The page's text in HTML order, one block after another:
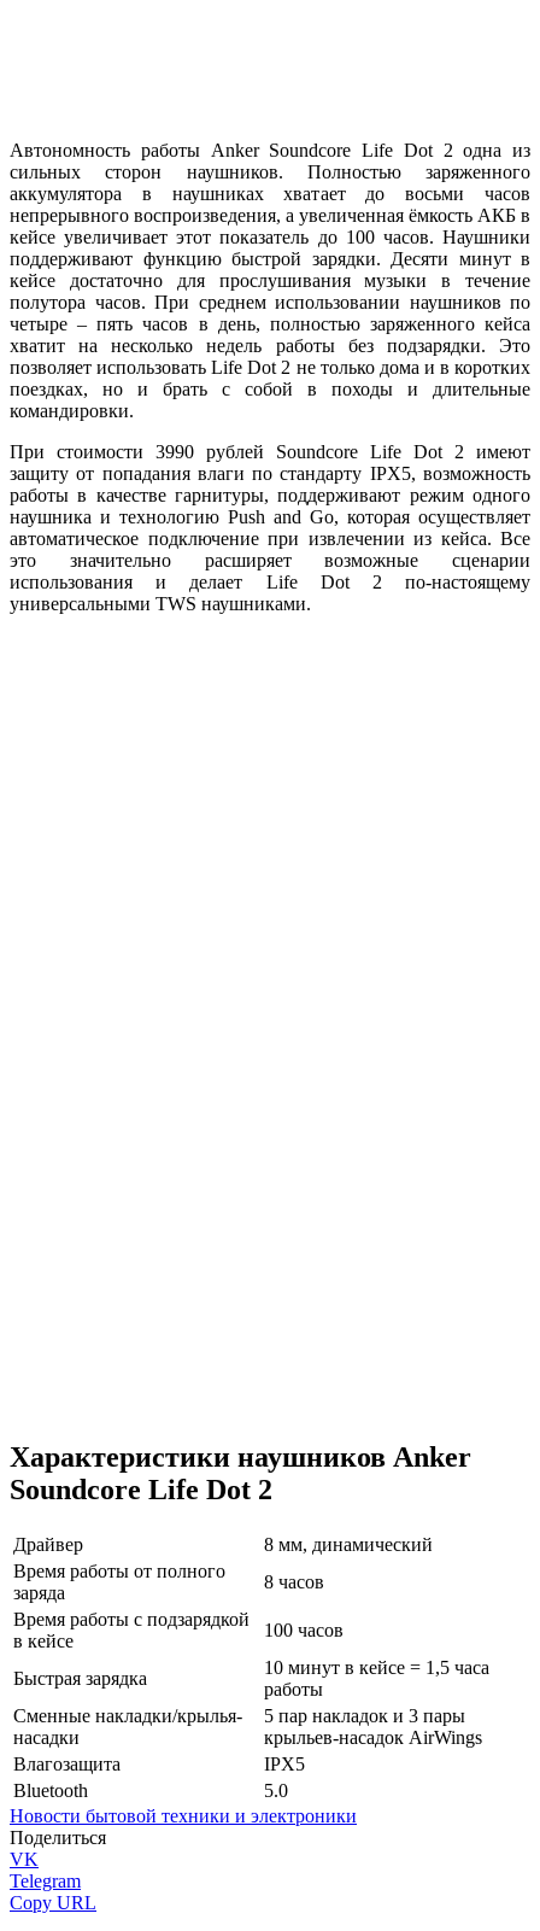
Автономность работы Anker Soundcore Life Dot 2 одна из
сильных сторон наушников. Полностью заряженного
аккумулятора в наушниках хватает до восьми часов
непрерывного воспроизведения, а увеличенная ёмкость АКБ в
кейсе увеличивает этот показатель до 100 часов. Наушники
поддерживают функцию быстрой зарядки. Десяти минут в
кейсе достаточно для прослушивания музыки в течение
полутора часов. При среднем использовании наушников по
четыре – пять часов в день, полностью заряженного кейса
хватит на несколько недель работы без подзарядки. Это
позволяет использовать Life Dot 2 не только дома и в коротких
поездках, но и брать с собой в походы и длительные
командировки.
При стоимости 3990 рублей Soundcore Life Dot 2 имеют
защиту от попадания влаги по стандарту IPX5, возможность
работы в качестве гарнитуры, поддерживают режим одного
наушника и технологию Push and Go, которая осуществляет
автоматическое подключение при извлечении из кейса. Все
это значительно расширяет возможные сценарии
использования и делает Life Dot 2 по-настоящему
универсальными TWS наушниками.
Характеристики наушников Anker
Soundcore Life Dot 2
Драйвер
8 мм, динамический
Время работы от полного
заряда
8 часов
Время работы с подзарядкой
в кейсе
100 часов
Быстрая зарядка
10 минут в кейсе = 1,5 часа
работы
Сменные накладки/крылья-
насадки
5 пар накладок и 3 пары
крыльев-насадок AirWings
Влагозащита
IPX5
Bluetooth
5.0
Новости бытовой техники и электроники
Поделиться
VK
Telegram
Copy URL